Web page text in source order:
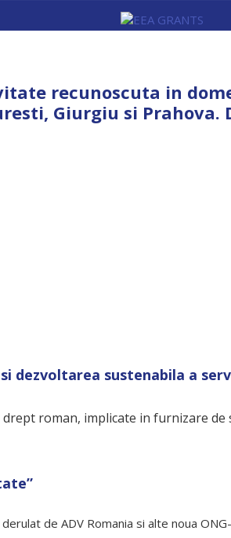
recunoscuta in
Giurgiu si Prahova.
dezvoltarea sustenabila a
roman, implicate in furnizare de
de ADV Romania si alte noua